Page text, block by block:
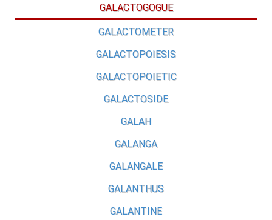
GALACTOGOGUE
GALACTOMETER
GALACTOPOIESIS
GALACTOPOIETIC
GALACTOSIDE
GALAH
GALANGA
GALANGALE
GALANTHUS
GALANTINE